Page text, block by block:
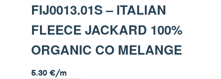
FIJ0013.01S – ITALIAN
FLEECE JACKARD 100%
ORGANIC CO MELANGE
5.30 €/m